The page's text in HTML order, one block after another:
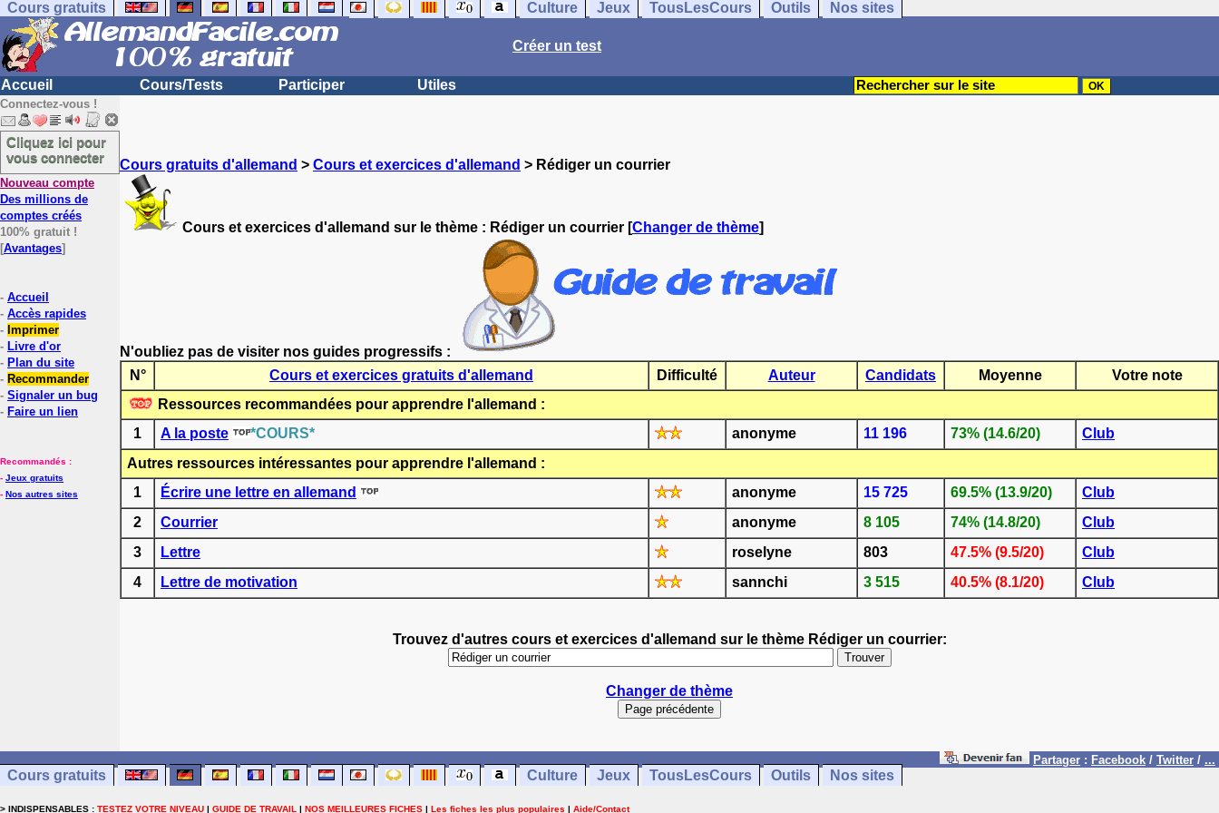
Cours gratuits Culture Jeux TousLesCours Outils Nos sites
Créer un test
Accueil Cours/Tests Participer Utiles
Connectez-vous !
Cliquez ici pour
vous connecter
Nouveau compte
Des millions de
comptes créés
100% gratuit !
[Avantages]
- Accueil
- Accès rapides
- Imprimer
- Livre d'or
- Plan du site
- Recommander
- Signaler un bug
- Faire un lien
Recommandés :
- Jeux gratuits
- Nos autres sites
Cours gratuits d'allemand > Cours et exercices d'allemand > Rédiger un courrier
Cours et exercices d'allemand sur le thème : Rédiger un courrier [Changer de thème]
N'oubliez pas de visiter nos guides progressifs :
N°
Cours et exercices gratuits d'allemand Difficulté Auteur Candidats Moyenne
Votre note
Ressources recommandées pour apprendre l'allemand :
1
A la poste *COURS* anonyme 11 196 73% (14.6/20)
Club
Autres ressources intéressantes pour apprendre l'allemand :
1
Écrire une lettre en allemand anonyme 15 725 69.5% (13.9/20)
Club
2
Courrier anonyme 8 105 74% (14.8/20)
Club
3
Lettre roselyne 803 47.5% (9.5/20)
Club
4
Lettre de motivation sannchi 3 515 40.5% (8.1/20) Club
Trouvez d'autres cours et exercices d'allemand sur le thème Rédiger un courrier:
Changer de thème
Partager : Facebook / Twitter / ...
Cours gratuits Culture Jeux TousLesCours Outils Nos sites
> INDISPENSABLES : TESTEZ VOTRE NIVEAU | GUIDE DE TRAVAIL | NOS MEILLEURES FICHES | Les fiches les plus populaires | Aide/Contact